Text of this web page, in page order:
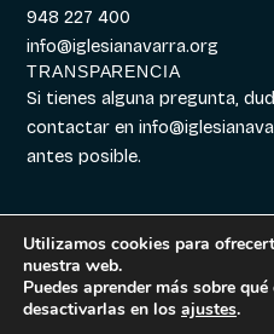
948 227 400
info@iglesianavarra.org
TRANSPARENCIA
Si tienes alguna pregunta,
contactar en
antes posible.
Aviso legal|
Cookies|Política de
Utilizamos cookies para
nuestra web.
Puedes aprender más sobre
desactivarlas en los ajustes.